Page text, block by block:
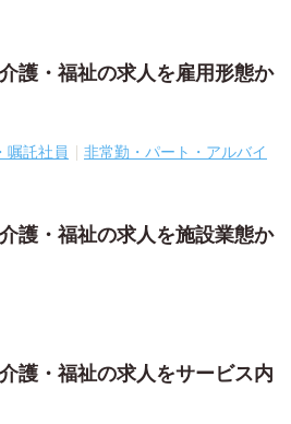
護・福祉の求人を雇用形態か
嘱託社員
非常勤・パート・アルバイ
護・福祉の求人を施設業態か
護・福祉の求人をサービス内